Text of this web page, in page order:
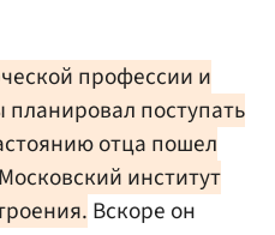
профессии и
поступать
отца пошел
институт
Вскоре он